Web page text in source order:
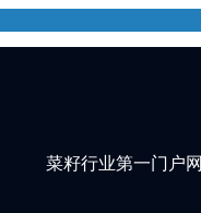
菜籽行业第一门户